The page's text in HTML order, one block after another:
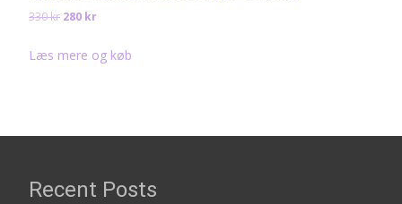
330kr Det
priset
280 kr
priset
Læs mere og køb
Recent Posts